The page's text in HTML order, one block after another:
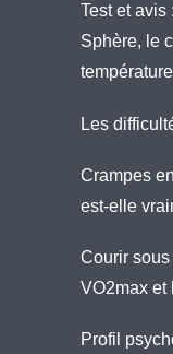
Test et avis
Sphère, le
Les
Crampes
est-elle
Courir
VO2max et
Profil